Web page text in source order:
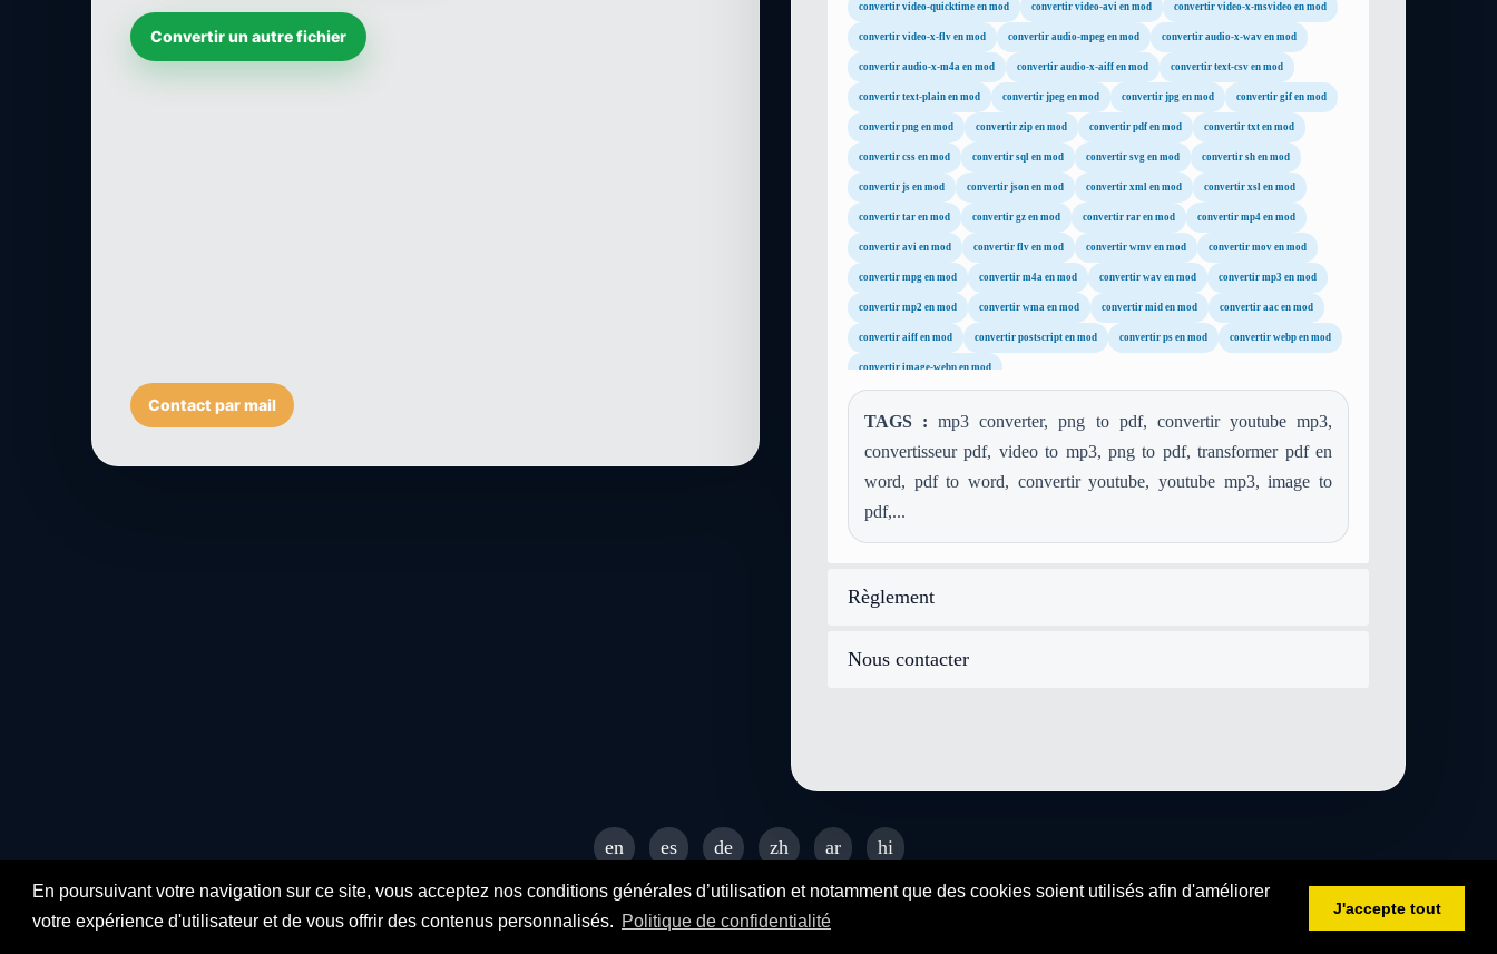
En poursuivant votre navigation sur ce site, vous acceptez nos conditions générales d’utilisation et notamment que des cookies soient utilisés afin d'améliorer
votre expérience d'utilisateur et de vous offrir des contenus personnalisés. Politique de confidentialité
J'accepte tout
Convertir un autre fichier
Contact par mail
convertir video-quicktime en mod convertir video-avi en mod convertir video-x-msvideo en mod
convertir video-x-flv en mod convertir audio-mpeg en mod convertir audio-x-wav en mod
convertir audio-x-m4a en mod convertir audio-x-aiff en mod convertir text-csv en mod
convertir text-plain en mod convertir jpeg en mod convertir jpg en mod convertir gif en mod
convertir png en mod convertir zip en mod convertir pdf en mod convertir txt en mod
convertir css en mod convertir sql en mod convertir svg en mod convertir sh en mod
convertir js en mod convertir json en mod convertir xml en mod convertir xsl en mod
convertir tar en mod convertir gz en mod convertir rar en mod convertir mp4 en mod
convertir avi en mod convertir flv en mod convertir wmv en mod convertir mov en mod
convertir mpg en mod convertir m4a en mod convertir wav en mod convertir mp3 en mod
convertir mp2 en mod convertir wma en mod convertir mid en mod convertir aac en mod
convertir aiff en mod convertir postscript en mod convertir ps en mod convertir webp en mod
convertir image-webp en mod
TAGS : mp3 converter, png to pdf, convertir youtube mp3,
convertisseur pdf, video to mp3, png to pdf, transformer pdf en
word, pdf to word, convertir youtube, youtube mp3, image to
pdf,...
Règlement
Nous contacter
en es de zh ar
hi
© 2026 SENDEYO - All rights reserved